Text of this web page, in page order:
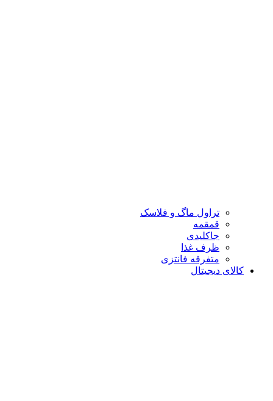
تراول ماگ و فلاسک
قمقمه
جاکلیدی
ظرف غذا
متفرقه فانتزی
کالای دیجیتال